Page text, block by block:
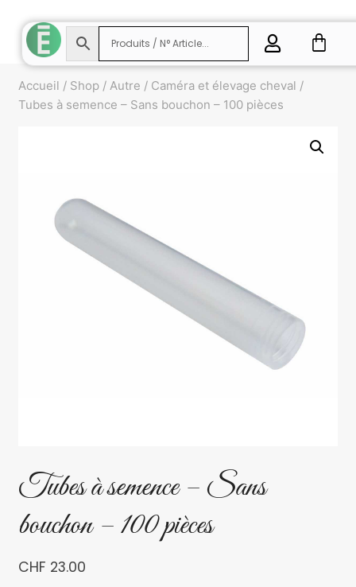
Accueil / Shop / Autre / Caméra et élevage cheval /
Tubes à semence – Sans bouchon – 100 pièces
Tubes à semence – Sans
bouchon – 100 pièces
CHF 23.00